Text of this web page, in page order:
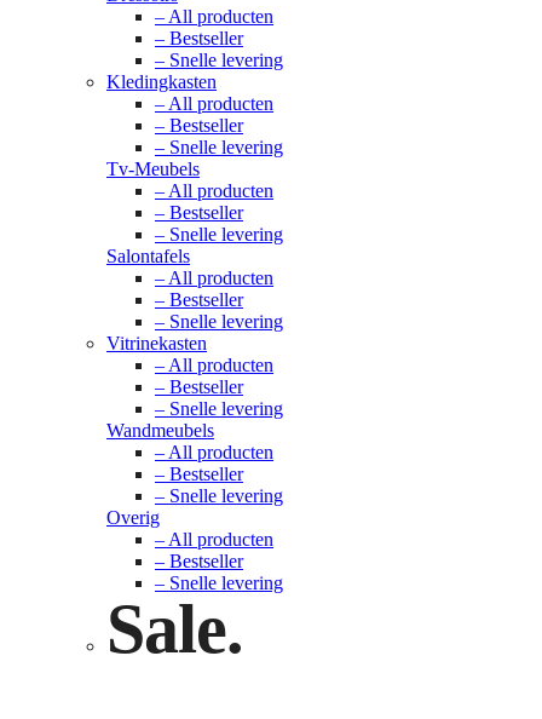
– All producten
– Bestseller
– Snelle levering
Kledingkasten
– All producten
– Bestseller
– Snelle levering
Tv-Meubels
– All producten
– Bestseller
– Snelle levering
Salontafels
– All producten
– Bestseller
– Snelle levering
Vitrinekasten
– All producten
– Bestseller
– Snelle levering
Wandmeubels
– All producten
– Bestseller
– Snelle levering
Overig
– All producten
– Bestseller
– Snelle levering
Sale.